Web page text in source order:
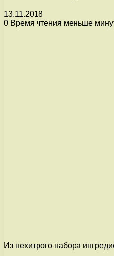
13.11.2018
0 Время чтения меньше
Из нехитрого набора